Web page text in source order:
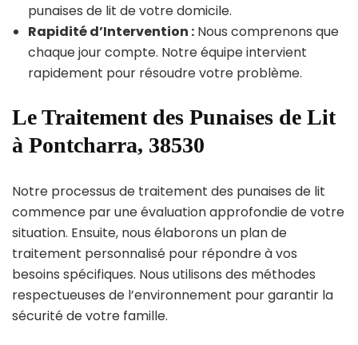
punaises de lit de votre domicile.
Rapidité d’Intervention : Nous comprenons que
chaque jour compte. Notre équipe intervient
rapidement pour résoudre votre problème.
Le Traitement des Punaises de Lit
à Pontcharra, 38530
Notre processus de traitement des punaises de lit
commence par une évaluation approfondie de votre
situation. Ensuite, nous élaborons un plan de
traitement personnalisé pour répondre à vos
besoins spécifiques. Nous utilisons des méthodes
respectueuses de l’environnement pour garantir la
sécurité de votre famille.